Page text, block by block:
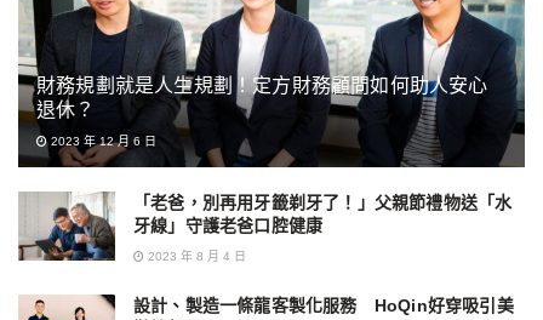
財務規劃就是人生規劃！定方財務顧問如何助人安心
退休？
2023 年 12 月 6 日
「老爸，別再用牙籤剃牙了！」父親節禮物送「水
牙線」守護老爸口腔健康
2023 年 8 月 4 日
設計、製造一條龍客製化服務 HoQin好穿吸引美